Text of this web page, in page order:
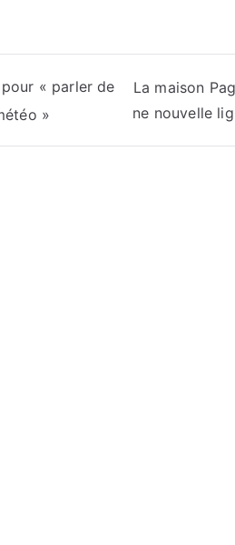
« parler de
»
La maison
ne nouvelle